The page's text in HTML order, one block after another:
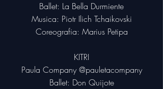
Ballet: La Bella Durmiente
Musica: Piotr Ilich Tchaikovski
Coreografia: Marius Petipa
KITRI
Paula Company @pauletacompany
Ballet: Don Quijote